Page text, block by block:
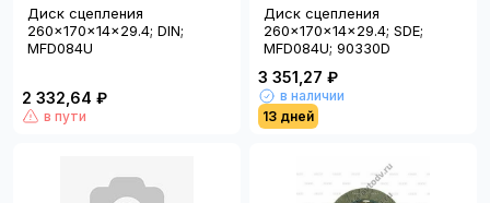
Диск сцепления
260x170x14x29.4; DIN;
MFD084U
2 332,64 ₽
в пути
Диск сцепления
260x170x14x29.4; SDE;
MFD084U; 90330D
3 351,27 ₽
в наличии
13 дней